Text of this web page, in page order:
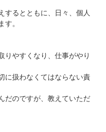
するとともに、日々、個人
す。
りやすくなり、仕事がやり
に扱わなくてはならない責
だのですが、教えていただ